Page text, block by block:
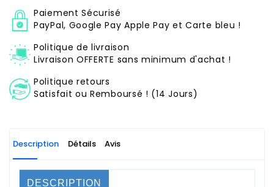
Paiement Sécurisé
PayPal, Google Pay Apple Pay et Carte bleu !
Politique de livraison
Livraison OFFERTE sans minimum d'achat !
Politique retours
Satisfait ou Remboursé ! (14 Jours)
Description Détails Avis
DESCRIPTION